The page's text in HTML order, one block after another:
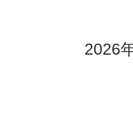
河北嘉
2026年